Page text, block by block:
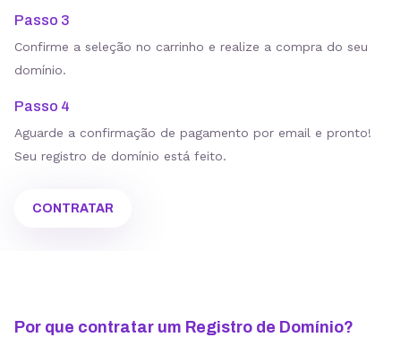
Passo 3
Confirme a seleção no carrinho e realize a compra do seu
domínio.
Passo 4
Aguarde a confirmação de pagamento por email e pronto!
Seu registro de domínio está feito.
CONTRATAR
Por que contratar um Registro de Domínio?